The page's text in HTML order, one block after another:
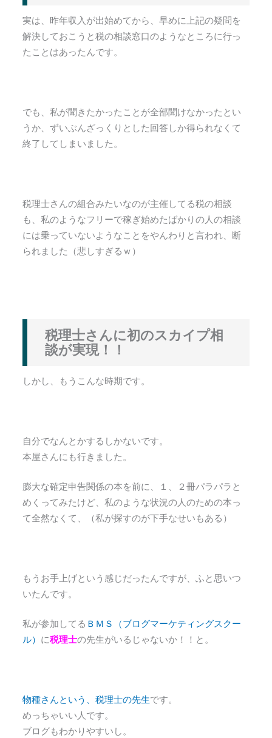
実は、昨年収入が出始めてから、早めに上記の疑問を
解決しておこうと税の相談窓口のようなところに行っ
たことはあったんです。
でも、私が聞きたかったことが全部聞けなかったとい
うか、ずいぶんざっくりとした回答しか得られなくて
終了してしまいました。
税理士さんの組合みたいなのが主催してる税の相談
も、私のようなフリーで稼ぎ始めたばかりの人の相談
には乗っていないようなことをやんわりと言われ、断
られました（悲しすぎるｗ）
税理士さんに初のスカイプ相
談が実現！！
しかし、もうこんな時期です。
自分でなんとかするしかないです。
本屋さんにも行きました。
膨大な確定申告関係の本を前に、１、２冊パラパラと
めくってみたけど、私のような状況の人のための本っ
て全然なくて、（私が探すのが下手なせいもある）
もうお手上げという感じだったんですが、ふと思いつ
いたんです。
私が参加してる ＢＭＳ（ブログマーケティングスクー
ル） に税理士の先生がいるじゃないか！！と。
物種さんという、税理士の先生です。
めっちゃいい人です。
ブログもわかりやすいし。